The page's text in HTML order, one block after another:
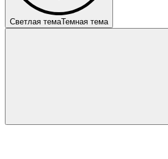
Светлая темаТемная тема